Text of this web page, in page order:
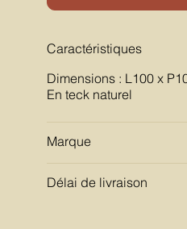
Caractéristiques
Dimensions : L100 x
En teck naturel
Marque
Délai de livraison